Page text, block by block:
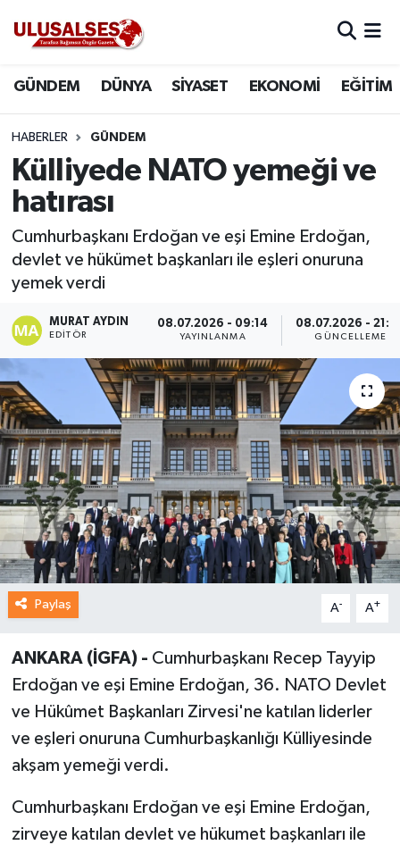
GÜNDEM DÜNYA SİYASET EKONOMİ EĞİTİM
HABERLER GÜNDEM
Külliyede NATO yemeği ve
hatırası
Cumhurbaşkanı Erdoğan ve eşi Emine Erdoğan,
devlet ve hükümet başkanları ile eşleri onuruna
yemek verdi
MURAT AYDIN
EDITÖR
08.07.2026 - 09:14
YAYINLANMA
08.07.2026 -
GÜNCELLEME
Paylaş A- A+
ANKARA (İGFA) - Cumhurbaşkanı Recep Tayyip
Erdoğan ve eşi Emine Erdoğan, 36. NATO Devlet
ve Hükûmet Başkanları Zirvesi'ne katılan liderler
ve eşleri onuruna Cumhurbaşkanlığı Külliyesinde
akşam yemeği verdi.
Cumhurbaşkanı Erdoğan ve eşi Emine Erdoğan,
zirveye katılan devlet ve hükumet başkanları ile
DÜNYA
SİYASET
EKONOMİ
EĞİTİM
MAGAZİN
Trafik Durumu
Süper Lig Puan Durumu ve Fikstür
Tüm Manşetler
Son Dakika Haberleri